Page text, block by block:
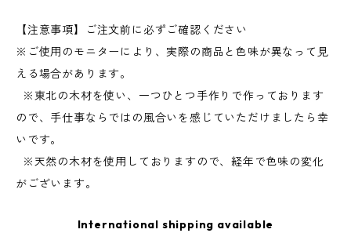
【注意事項】ご注文前に必ずご確認ください
※ご使用のモニターにより、実際の商品と色味が異なって見
える場合があります。
※東北の木材を使い、一つひとつ手作りで作っております
ので、手仕事ならではの風合いを感じていただけましたら幸
いです。
※天然の木材を使用しておりますので、経年で色味の変化
がございます。
International shipping available